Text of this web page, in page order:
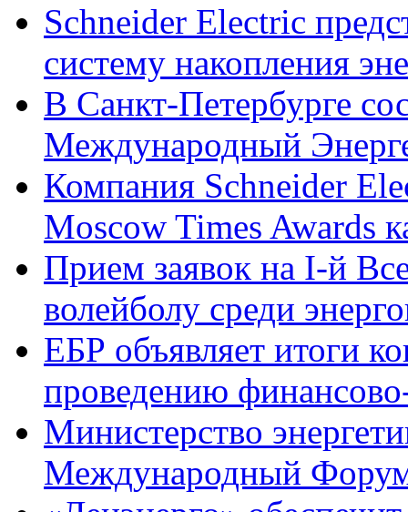
Schneider Electric
систему накопления
В Санкт-Петербурге
Международный
Компания Schneider
Moscow Times Awards
Прием заявок на I-й
волейболу среди
ЕБР объявляет итоги
проведению
Министерство
Международный